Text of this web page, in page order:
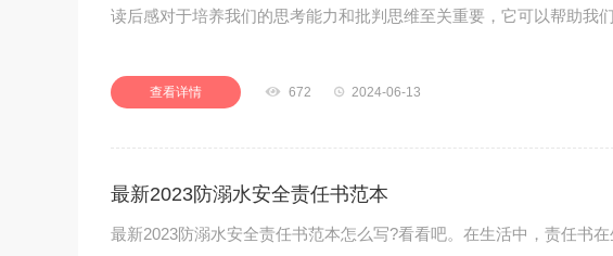
读后感对于培养我们的思考能力和批判思维至关重要，它可以帮助我
查看详情  672  2024-06-13
最新2023防溺水安全责任书范本
最新2023防溺水安全责任书范本怎么写?看看吧。在生活中，责任书